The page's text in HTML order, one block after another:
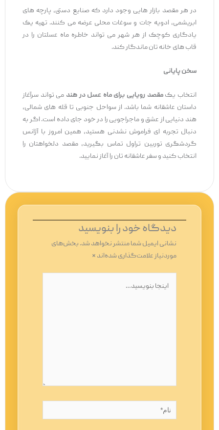
در هر مقصد بازار هایی وجود دارد که صنایع دستی، پارچه ‌های
ابریشمی، ادویه‌ جات و سوغات محلی عرضه می ‌کنند. تهیه یک
یادگاری کوچک از هر شهر می ‌تواند خاطره ماه عسلتان را در
قاب ‌های خانه ‌تان ماندگار کند.
سخن پایانی
انتخاب یکمقصد رویایی برای ماه عسل در هندمی‌ تواند سرآغاز
داستان عاشقانه‌ شما باشد. از سواحل جنوبی تا قله ‌های شمالی،
هند دنیایی از عشق و ماجراجویی را در خود جای داده است. اگر به
دنبال تجربه ‌ای فراموش ‌نشدنی هستید، همین امروز با آژانس
گردشگری توربین تراول تماس بگیرید، مقصد دلخواهتان را
انتخاب کنید و سفر عاشقانه‌ تان را آغاز نمایید.
دیدگاه‌ خود را بنویسید
نشانی ایمیل شما منتشر نخواهد شد.بخش‌های
موردنیاز علامت‌گذاری شده‌اند*
بنویسید…